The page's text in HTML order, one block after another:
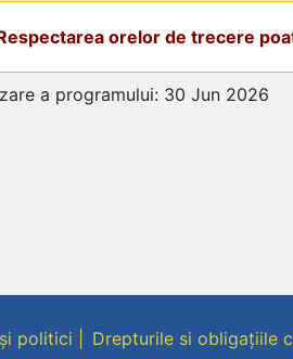
orelor de trecere
a programului: 30 Jun 2026
politici Drepturile si obligațiile